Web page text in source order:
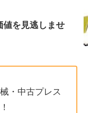
値を見逃しませ
・中古プレス